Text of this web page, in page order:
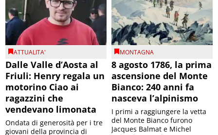
ATTUALITA'
Dalle Valle d’Aosta al
Friuli: Henry regala un
motorino Ciao ai
ragazzini che
vendevano limonata
Ondata di generosità per i tre
giovani della provincia di
MONTAGNA
8 agosto 1786, la prima
ascensione del Monte
Bianco: 240 anni fa
nasceva l’alpinismo
I primi a raggiungere la vetta
del Monte Bianco furono
Jacques Balmat e Michel